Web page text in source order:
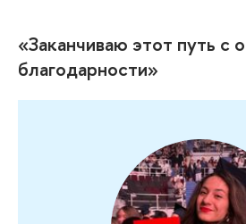
«Заканчиваю этот путь
благодарности»